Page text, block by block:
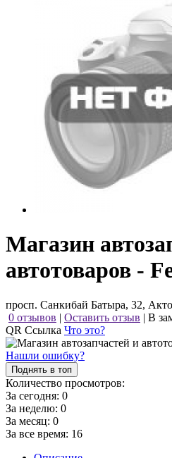
Магазин
автотоваров -
просп. Санкибай Батыра, 32,
0 отзывов | Оставить отзыв | В
QR Ссылка Что это?
Нашли ошибку?
Поднять в топ
Количество просмотров:
За сегодня: 0
За неделю: 0
За месяц: 0
За все время: 16